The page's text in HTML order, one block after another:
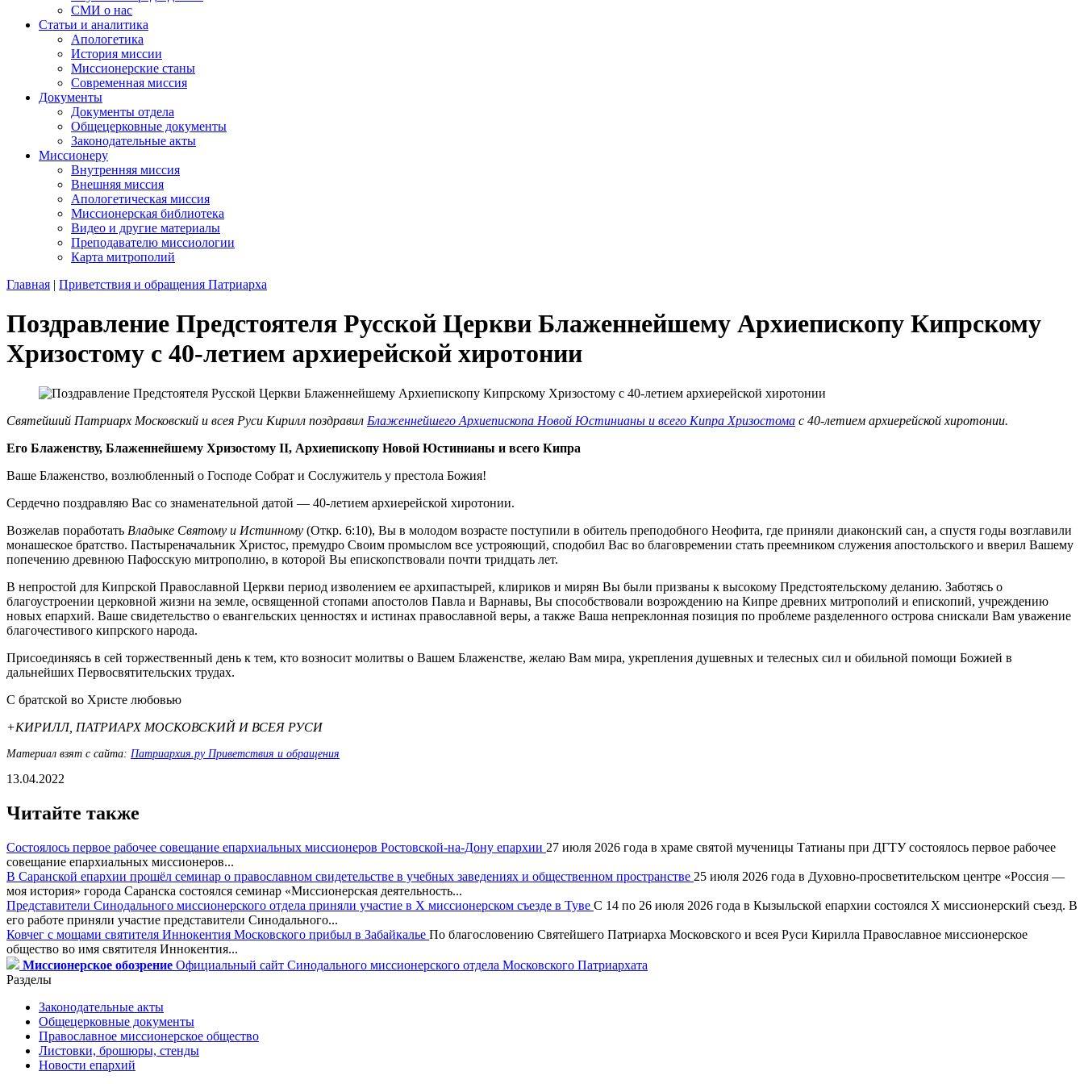
СМИ о нас
Статьи и аналитика
Апологетика
История миссии
Миссионерские станы
Современная миссия
Документы
Документы отдела
Общецерковные документы
Законодательные акты
Миссионеру
Внутренняя миссия
Внешняя миссия
Апологетическая миссия
Миссионерская библиотека
Видео и другие материалы
Преподавателю миссиологии
Карта митрополий
Главная | Приветствия и обращения Патриарха
Поздравление Предстоятеля Русской Церкви Блаженнейшему Архиепископу Кипрскому
Хризостому с 40-летием архиерейской хиротонии
Святейший Патриарх Московский и всея Руси Кирилл поздравил Блаженнейшего Архиепископа Новой Юстинианы и всего Кипра Хризостома с 40-летием архиерейской хиротонии.
Его Блаженству, Блаженнейшему Хризостому II, Архиепископу Новой Юстинианы и всего Кипра
Ваше Блаженство, возлюбленный о Господе Собрат и Сослужитель у престола Божия!
Сердечно поздравляю Вас со знаменательной датой — 40-летием архиерейской хиротонии.
Возжелав поработать Владыке Святому и Истинному (Откр. 6:10), Вы в молодом возрасте поступили в обитель преподобного Неофита, где приняли диаконский сан, а спустя годы возглавили
монашеское братство. Пастыреначальник Христос, премудро Своим промыслом все устрояющий, сподобил Вас во благовремении стать преемником служения апостольского и вверил Вашему
попечению древнюю Пафосскую митрополию, в которой Вы епископствовали почти тридцать лет.
В непростой для Кипрской Православной Церкви период изволением ее архипастырей, клириков и мирян Вы были призваны к высокому Предстоятельскому деланию. Заботясь о
благоустроении церковной жизни на земле, освященной стопами апостолов Павла и Варнавы, Вы способствовали возрождению на Кипре древних митрополий и епископий, учреждению
новых епархий. Ваше свидетельство о евангельских ценностях и истинах православной веры, а также Ваша непреклонная позиция по проблеме разделенного острова снискали Вам уважение
благочестивого кипрского народа.
Присоединяясь в сей торжественный день к тем, кто возносит молитвы о Вашем Блаженстве, желаю Вам мира, укрепления душевных и телесных сил и обильной помощи Божией в
дальнейших Первосвятительских трудах.
С братской во Христе любовью
+КИРИЛЛ, ПАТРИАРХ МОСКОВСКИЙ И ВСЕЯ РУСИ
Материал взят с сайта: Патриархия.ру Приветствия и обращения
13.04.2022
Читайте также
Состоялось первое рабочее совещание епархиальных миссионеров Ростовской-на-Дону епархии 27 июля 2026 года в храме святой мученицы Татианы при ДГТУ состоялось первое рабочее
совещание епархиальных миссионеров...
В Саранской епархии прошёл семинар о православном свидетельстве в учебных заведениях и общественном пространстве 25 июля 2026 года в Духовно-просветительском центре «Россия —
моя история» города Саранска состоялся семинар «Миссионерская деятельность...
Представители Синодального миссионерского отдела приняли участие в X миссионерском съезде в Туве С 14 по 26 июля 2026 года в Кызыльской епархии состоялся X миссионерский съезд. В
его работе приняли участие представители Синодального...
Ковчег с мощами святителя Иннокентия Московского прибыл в Забайкалье По благословению Святейшего Патриарха Московского и всея Руси Кирилла Православное миссионерское
общество во имя святителя Иннокентия...
Миссионерское обозрение Официальный сайт Синодального миссионерского отдела Московского Патриархата
Разделы
Законодательные акты
Общецерковные документы
Православное миссионерское общество
Листовки, брошюры, стенды
Новости епархий